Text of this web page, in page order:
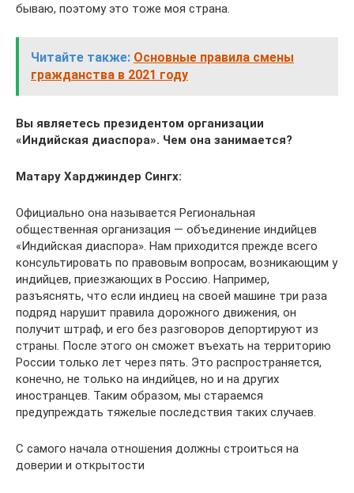
бываю, поэтому это тоже моя страна.
Читайте также: Основные правила смены
гражданства в 2021 году
Вы являетесь президентом организации
«Индийская диаспора». Чем она занимается?
Матару Харджиндер Сингх:
Официально она называется Региональная
общественная организация — объединение индийцев
«Индийская диаспора». Нам приходится прежде всего
консультировать по правовым вопросам, возникающим у
индийцев, приезжающих в Россию. Например,
разъяснять, что если индиец на своей машине три раза
подряд нарушит правила дорожного движения, он
получит штраф, и его без разговоров депортируют из
страны. После этого он сможет въехать на территорию
России только лет через пять. Это распространяется,
конечно, не только на индийцев, но и на других
иностранцев. Таким образом, мы стараемся
предупреждать тяжелые последствия таких случаев.
С самого начала отношения должны строиться на
доверии и открытости